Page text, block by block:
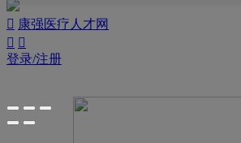
 康强医疗人才网
 
登录/注册